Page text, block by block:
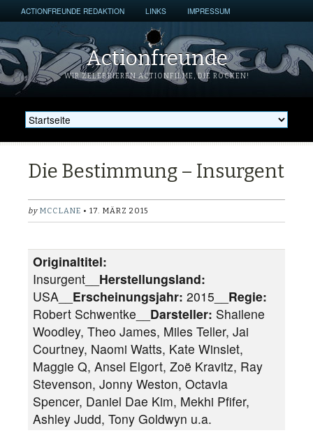
ACTIONFREUNDE REDAKTION LINKS IMPRESSUM
Actionfreunde
WIR ZELEBRIEREN ACTIONFILME, DIE ROCKEN!
Die Bestimmung – Insurgent
by MCCLANE • 17. MÄRZ 2015
Originaltitel:
Insurgent__ Herstellungsland:
USA__ Erscheinungsjahr: 2015__ Regie:
Robert Schwentke__ Darsteller: Shailene
Woodley, Theo James, Miles Teller, Jai
Courtney, Naomi Watts, Kate Winslet,
Maggie Q, Ansel Elgort, Zoë Kravitz, Ray
Stevenson, Jonny Weston, Octavia
Spencer, Daniel Dae Kim, Mekhi Pfifer,
Ashley Judd, Tony Goldwyn u.a.